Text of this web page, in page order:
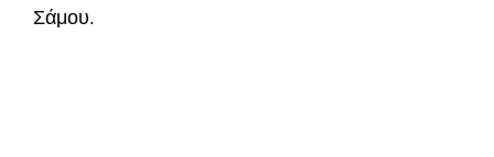
Σάμου.